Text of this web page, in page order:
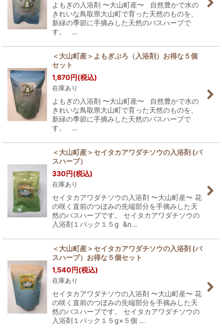
絞り込む
よもぎの入浴剤 〜大山町産〜 自然豊かで水の
きれいな鳥取県大山町で育った天然のものを、
新緑の季節に手摘みした天然のバスハーブで
す。 …
＜大山町産＞よもぎぶろ（入浴剤）お得な５個
セット
1,870円(税込)
在庫あり
よもぎの入浴剤 〜大山町産〜 自然豊かで水の
きれいな鳥取県大山町で育った天然のものを、
新緑の季節に手摘みした天然のバスハーブで
す。 …
＜大山町産＞セイタカアワダチソウの入浴剤 (バ
スハーブ）
330円(税込)
在庫あり
セイタカアワダチソウの入浴剤 〜大山町産〜 花
の咲く直前のつぼみの先端部分を手摘みした天
然のバスハーブです。 セイタカアワダチソウの
入浴剤１パック１５g &n…
＜大山町産＞セイタカアワダチソウの入浴剤 (バ
スハーブ）お得な５個セット
1,540円(税込)
在庫あり
セイタカアワダチソウの入浴剤 〜大山町産〜 花
の咲く直前のつぼみの先端部分を手摘みした天
然のバスハーブです。 セイタカアワダチソウの
入浴剤１パック１５g×５個 …